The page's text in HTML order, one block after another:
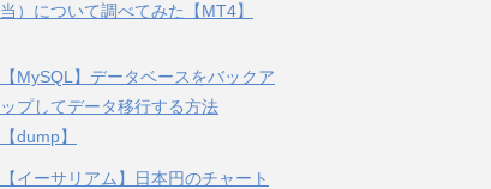
当）について調べてみた【MT4】
【MySQL】データベースをバックア
ップしてデータ移行する方法
【dump】
【イーサリアム】日本円のチャート